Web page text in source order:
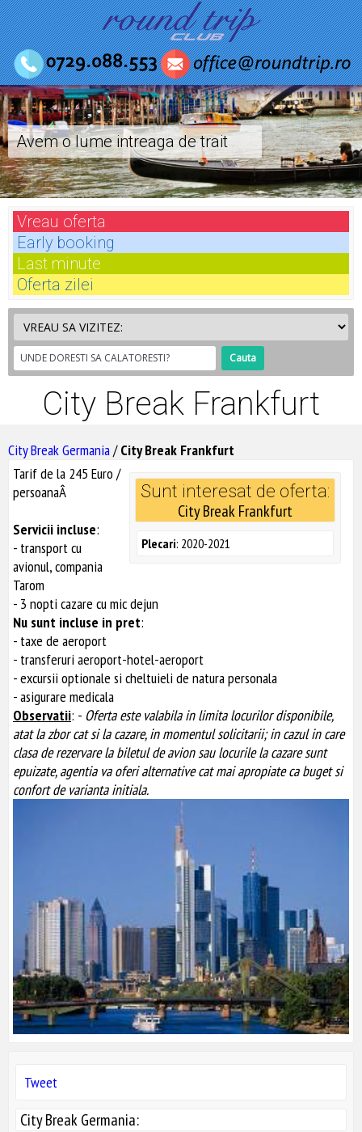
Avem o lume intreaga de trait
Vreau oferta
Early booking
Last minute
Oferta zilei
City Break Frankfurt
City Break Germania/City Break Frankfurt
Sunt interesat de oferta:
City Break Frankfurt
Plecari: 2020-2021
Tarif de la 245 Euro /
persoanaÂ
Servicii incluse:
- transport cu
avionul, compania
Tarom
- 3 nopti cazare cu mic dejun
Nu sunt incluse in pret:
- taxe de aeroport
- transferuri aeroport-hotel-aeroport
- excursii optionale si cheltuieli de natura personala
- asigurare medicala
Observatii: - Oferta este valabila in limita locurilor disponibile,
atat la zbor cat si la cazare, in momentul solicitarii; in cazul in care
clasa de rezervare la biletul de avion sau locurile la cazare sunt
epuizate, agentia va oferi alternative cat mai apropiate ca buget si
confort de varianta initiala.
Tweet
City Break Germania: